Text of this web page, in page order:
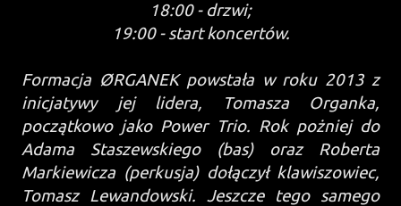
18:00 - drzwi;
19:00 - start koncertów.
Formacja ØRGANEK powstała w roku 2013 z
inicjatywy jej lidera, Tomasza Organka,
początkowo jako Power Trio. Rok pożniej do
Adama Staszewskiego (bas) oraz Roberta
Markiewicza (perkusja) dołączył klawiszowiec,
Tomasz Lewandowski. Jeszcze tego samego